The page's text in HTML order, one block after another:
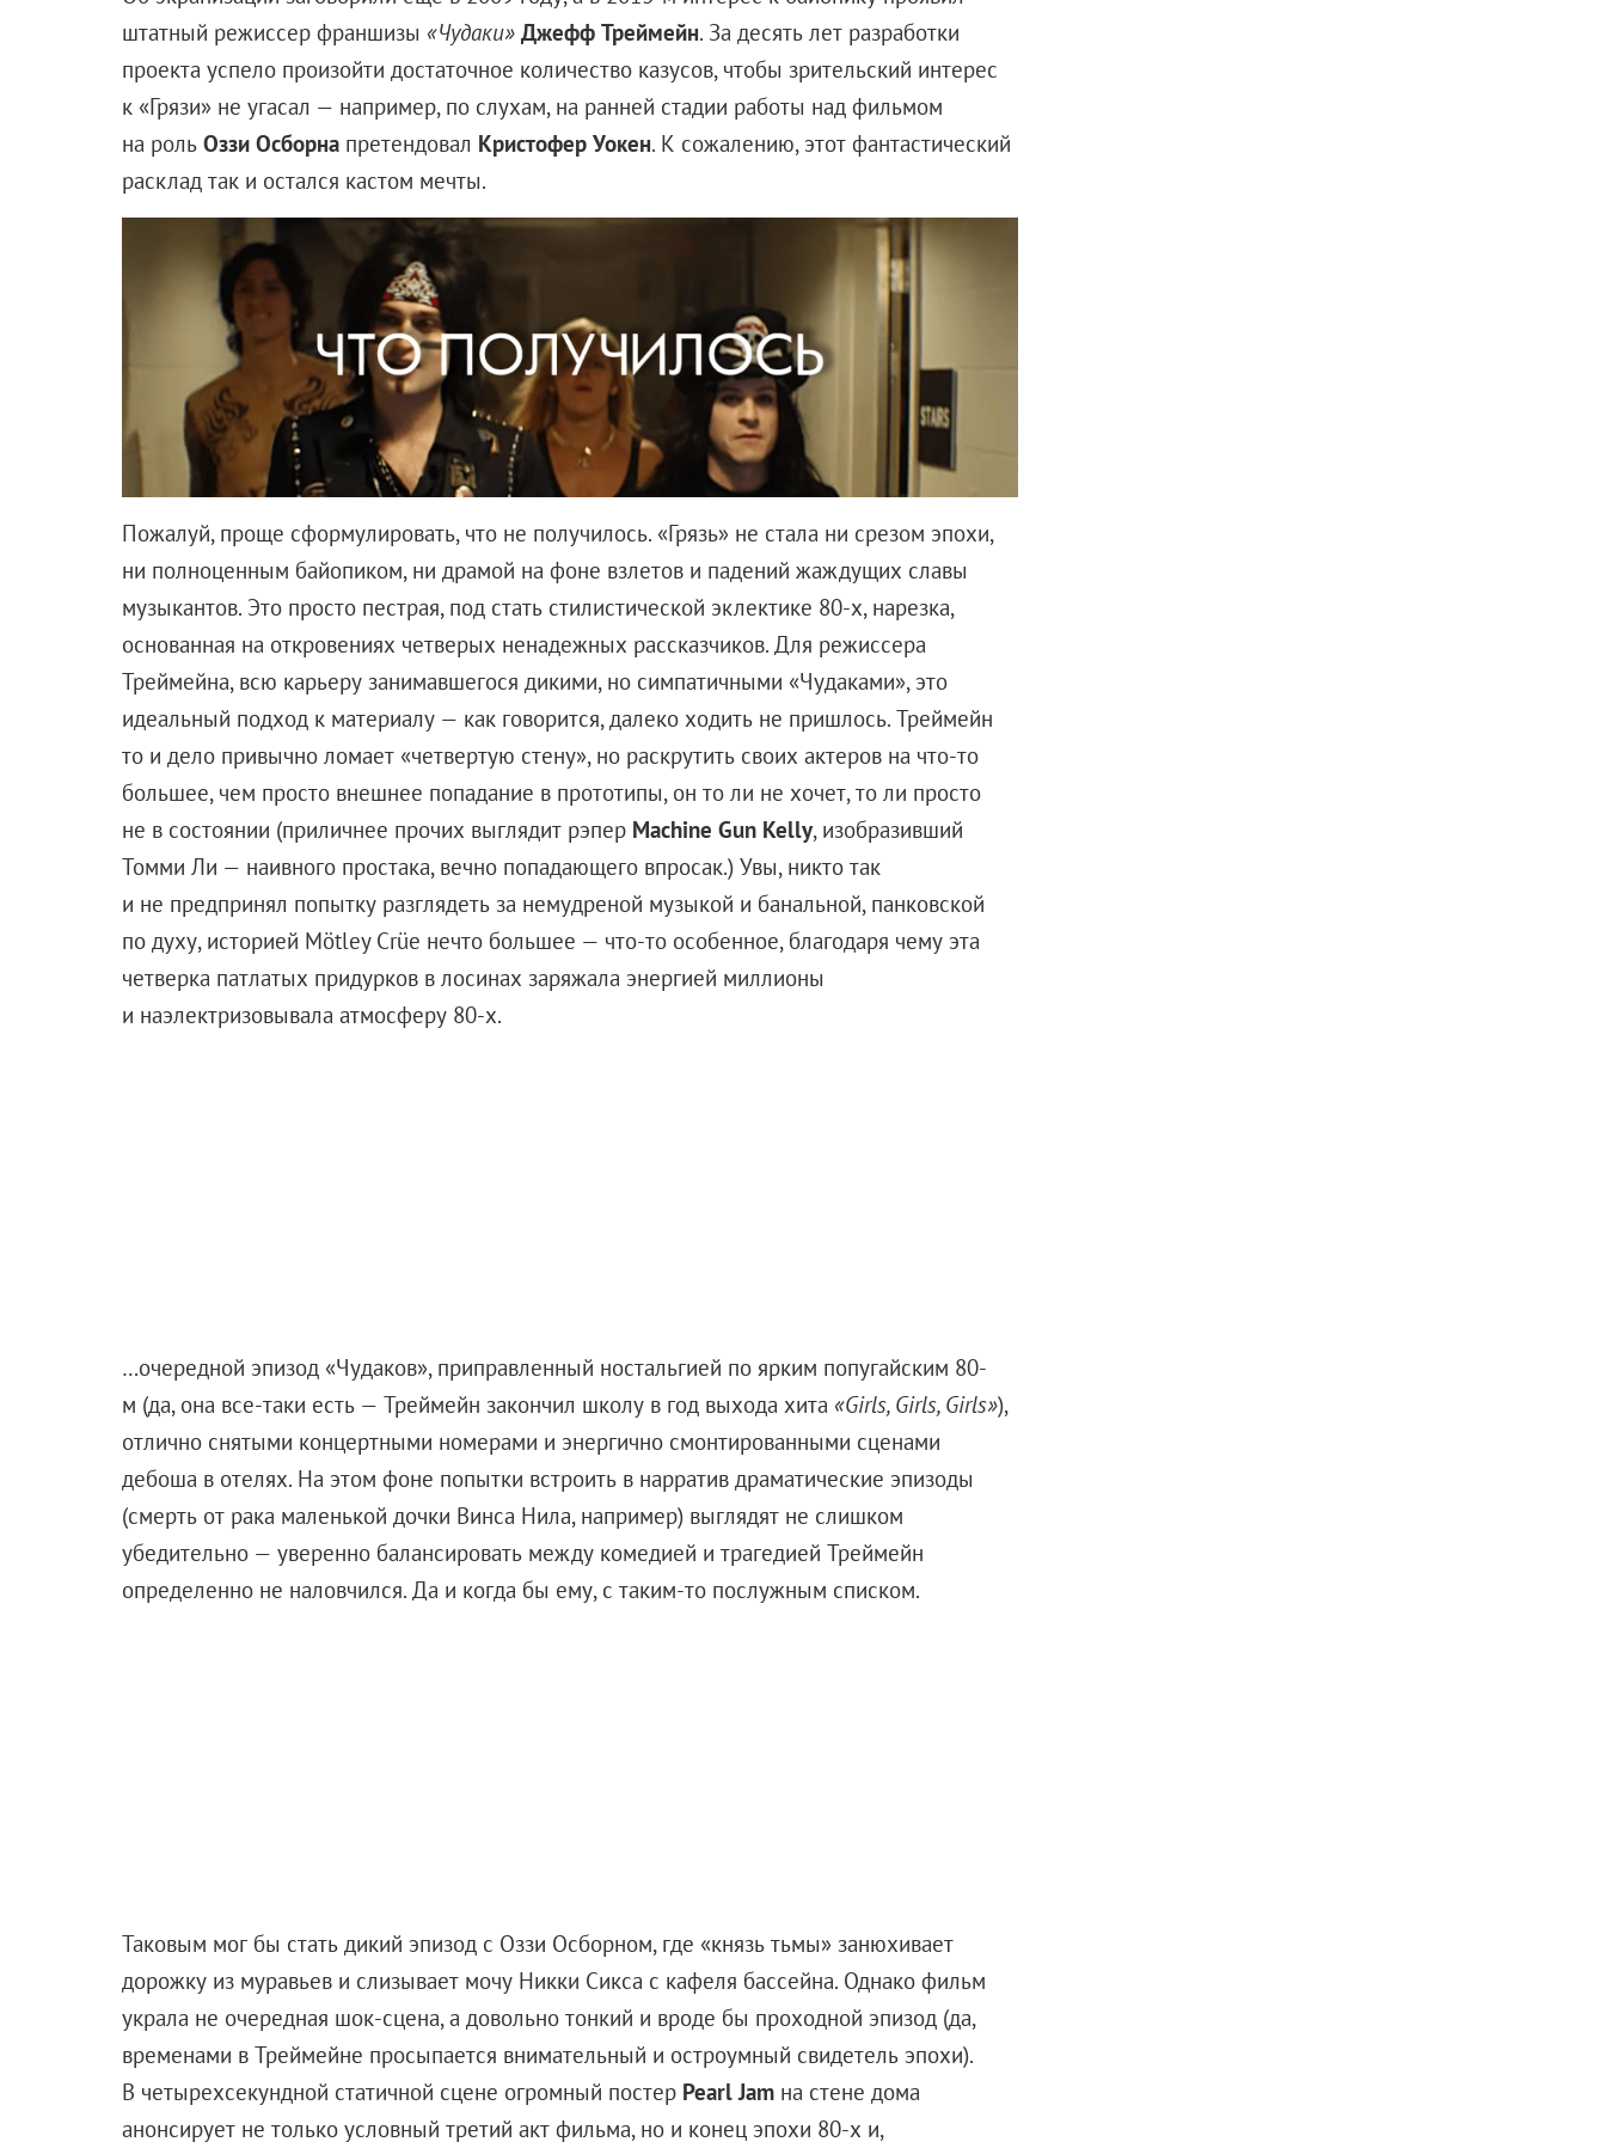
Смешно становится уже от названия, ассоциирующегося у непросвещенной в области комиксов публики
исключительно с телефонным приложением для определения играющих в кафе песен. Впрочем,
погружение в историю вопроса помогает понять, что заглавие тут не от хорошей жизни. Дело в том, что
впервые Шазам возник на страницах Fawcett Comics в 1939 году и тогда звался — барабанная дробь —
Капитаном Марвел!
Да-да, именно так. Более чем за 10 лет до появления аналогичного персонажа Marvel. В 1953-м выпуск
изданий о Капитане был прекращен из-за претензий DC, обвинивших коллег в плагиате по отношению к
Супермену — у того ведь тоже красный костюм и на груди что-то вроде молнии. В итоге DC купила
Fawcett, а выход комиксов про Шазама был возобновлен в начале 1970-х, однако имя герою пришлось
поменять, поскольку прозорливый Marvel уже закрепил его за собой.
Теперь пришло время узнать, о ком, собственно, идет речь. Знакомьтесь — Билли Бэтсон ( Эшер Энджел
живущий в Филадельфии 14-летний подросток, который однажды через тоннель метро попадает в
параллельную реальность. Там он встречает волшебника по имени Шазам (
Джимон Хонсу
), дарующего
груди, лишь выкрикнув имя чародея. Тут возникает естественный вопрос, какими, собственно,
способностями теперь обладает Билли — и ответ на него поразил бы самого Супермена.
Отныне юнец при помощи волшебного слова моментально овладевает силами шести античных богов и
героев. То есть получает возможность передвигаться со скоростью Меркурия, метать молнии, как Зевс,
крушить черепа, как Геракл, выдерживать перегрузки, как Атлант, — ну и так далее. Город, конечно же,
начинает ходить ходуном от появления нового борца за справедливость, но полностью погрузиться в
испытание медными трубами Билли, естественно, мешает насущная необходимость спасения мира.
В данном случае угроза исходит от доктора Тадеуша Сиваны ( Марк Стронг ) — безумного ученого,
который тоже в юности встречался с волшебником Шазамом, но оказался недостойным могучих
мистических способностей. Это событие дало старт для его карьеры, построения корпорации Sivana
Industries и, понятное дело, всестороннего исследования магии.
В режиссерское кресло — опять же вслед за сделавшим «Аквамена» автором «Пилы» и «Астрала»
Джеймсом Ваном, — усадили хоррормейкера из ШвецииДэвида Ф. Сандберга , выстрелившего пару лет
Если вы нашли ошибку, пожалуйста, выделите фрагмент текста и нажмитеCtrl+Enter
Джимон Хонсу Закари Ливай Марк Стронг Шазам
Комментарии